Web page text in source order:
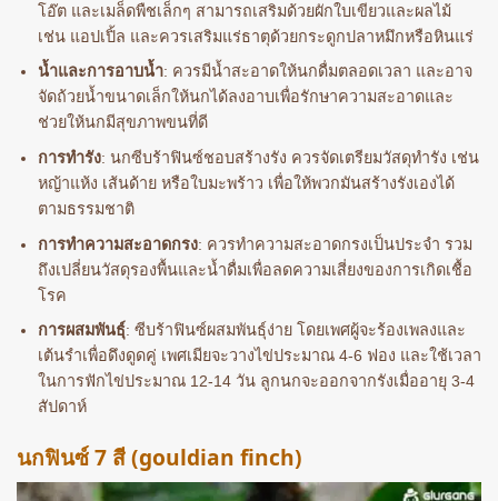
โอ๊ต และเมล็ดพืชเล็กๆ สามารถเสริมด้วยผักใบเขียวและผลไม้
เช่น แอปเปิ้ล และควรเสริมแร่ธาตุด้วยกระดูกปลาหมึกหรือหินแร่
น้ำและการอาบน้ำ: ควรมีน้ำสะอาดให้นกดื่มตลอดเวลา และอาจ
จัดถ้วยน้ำขนาดเล็กให้นกได้ลงอาบเพื่อรักษาความสะอาดและ
ช่วยให้นกมีสุขภาพขนที่ดี
การทำรัง: นกซีบร้าฟินซ์ชอบสร้างรัง ควรจัดเตรียมวัสดุทำรัง เช่น
หญ้าแห้ง เส้นด้าย หรือใบมะพร้าว เพื่อให้พวกมันสร้างรังเองได้
ตามธรรมชาติ
การทำความสะอาดกรง: ควรทำความสะอาดกรงเป็นประจำ รวม
ถึงเปลี่ยนวัสดุรองพื้นและน้ำดื่มเพื่อลดความเสี่ยงของการเกิดเชื้อ
โรค
การผสมพันธุ์: ซีบร้าฟินซ์ผสมพันธุ์ง่าย โดยเพศผู้จะร้องเพลงและ
เต้นรำเพื่อดึงดูดคู่ เพศเมียจะวางไข่ประมาณ 4-6 ฟอง และใช้เวลา
ในการฟักไข่ประมาณ 12-14 วัน ลูกนกจะออกจากรังเมื่ออายุ 3-4
สัปดาห์
นกฟินซ์ 7 สี (gouldian finch)